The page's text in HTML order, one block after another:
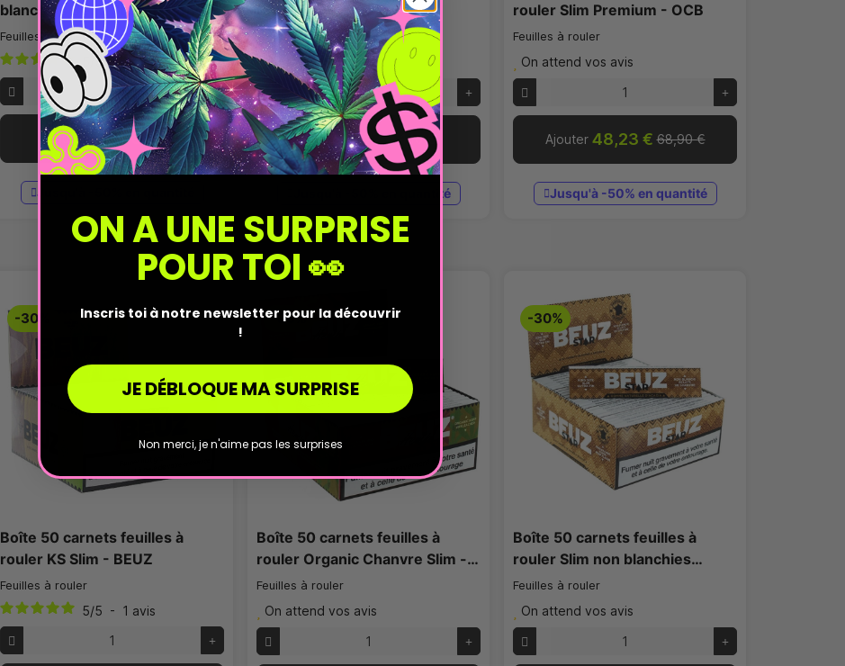
blanchies Beuz Star KS - BEUZ
Feuilles à rouler
5- 1avis
Ajouter 0,98 € 1,40 €
Jusqu'à -50% en quantité
ultra-fines - BEUZ
Feuilles à rouler
On attend vos avis
Ajouter 0,77 € 1,10 €
Jusqu'à -50% en quantité
rouler Slim Premium - OCB
Feuilles à rouler
On attend vos avis
Ajouter 48,23 € 68,90 €
Jusqu'à -50% en quantité
-30%
Boîte 50 carnets feuilles à
rouler KS Slim - BEUZ
Feuilles à rouler
5/5 - 1 avis
-30%
Boîte 50 carnets feuilles à
rouler Organic Chanvre Slim -…
Feuilles à rouler
On attend vos avis
-30%
Boîte 50 carnets feuilles à
rouler Slim non blanchies…
Feuilles à rouler
On attend vos avis
ON A UNE SURPRISE
POUR TOI 👀
Inscris toi à notre newsletter pour la découvrir
!
JE DÉBLOQUE MA SURPRISE
Non merci, je n'aime pas les surprises